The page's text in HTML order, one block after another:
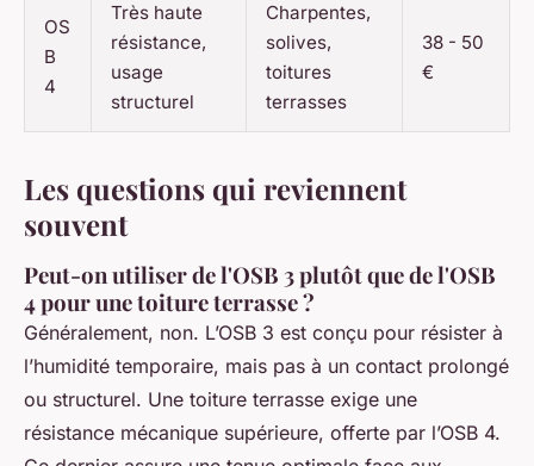
OS
B
4
Très haute
résistance,
usage
structurel
Charpentes,
solives,
toitures
terrasses
38 - 50
€
Les questions qui reviennent
souvent
Peut-on utiliser de l'OSB 3 plutôt que de l'OSB
4 pour une toiture terrasse ?
Généralement, non. L’OSB 3 est conçu pour résister à
l’humidité temporaire, mais pas à un contact prolongé
ou structurel. Une toiture terrasse exige une
résistance mécanique supérieure, offerte par l’OSB 4.